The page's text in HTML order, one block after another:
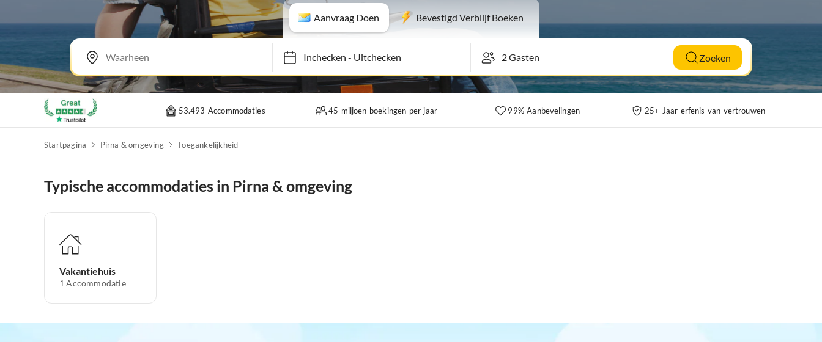
Aanvraag Doen Bevestigd Verblijf Boeken
Inchecken- Uitchecken Zoeken
53.493 Accommodaties 45 miljoen boekingen per jaar 99% Aanbevelingen 25+ Jaar erfenis van vertrouwen
Startpagina Pirna & omgeving Toegankelijkheid
Typische accommodaties in Pirna & omgeving
Vakantiehuis
1 Accommodatie